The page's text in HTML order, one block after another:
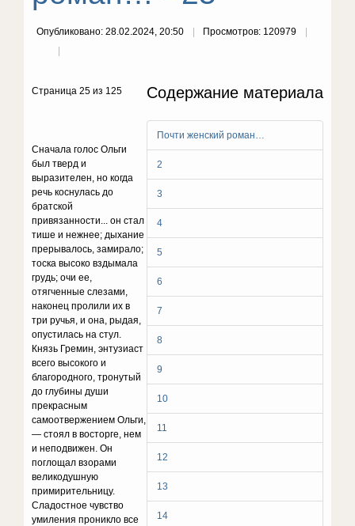
Опубликовано: 28.02.2024, 20:50 Просмотров: 120979
Содержание материала
Почти женский роман…
2
3
4
5
6
7
8
9
10
11
12
13
14
Страница 25 из 125
Сначала голос Ольги
был тверд и
выразителен, но когда
речь коснулась до
братской
привязанности... он стал
тише и нежнее; дыхание
прерывалось, замирало;
тоска высоко вздымала
грудь; очи ее,
отягченные слеза­ми,
наконец пролили их в
три ручья, и она, рыдая,
опустилась на стул.
Князь Гремин, энтузиаст
всего высокого и
благородного, тронутый
до глубины души
прекрасным
самоотвержением Ольги,
— стоял в востор­ге, нем
и неподвижен. Он
поглощал взорами
великодуш­ную
примирительницу.
Сладостное чувство
умиления проникло все